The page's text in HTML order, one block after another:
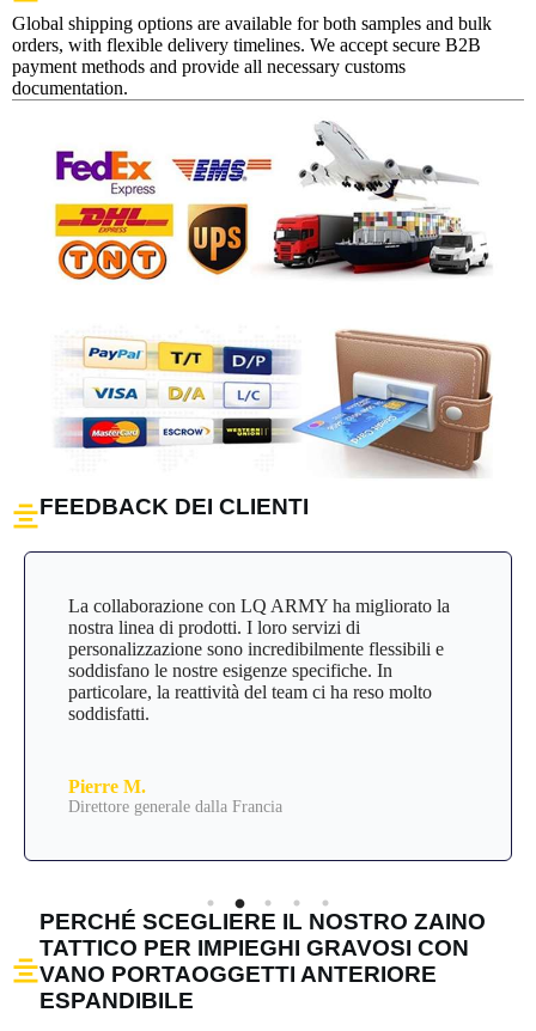
Global shipping options are available for both samples and bulk
orders, with flexible delivery timelines. We accept secure B2B
payment methods and provide all necessary customs
documentation.
FEEDBACK DEI CLIENTI
La collaborazione con LQ ARMY ha migliorato la
nostra linea di prodotti. I loro servizi di
personalizzazione sono incredibilmente flessibili e
soddisfano le nostre esigenze specifiche. In
particolare, la reattività del team ci ha reso molto
soddisfatti.
Pierre M.
Direttore generale dalla Francia
PERCHÉ SCEGLIERE IL NOSTRO ZAINO
TATTICO PER IMPIEGHI GRAVOSI CON
VANO PORTAOGGETTI ANTERIORE
ESPANDIBILE